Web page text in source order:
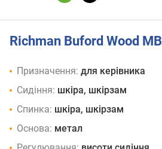
Richman Buford Wood MB
Призначення: для керівника
Сидіння: шкіра, шкірзам
Спинка: шкіра, шкірзам
Основа: метал